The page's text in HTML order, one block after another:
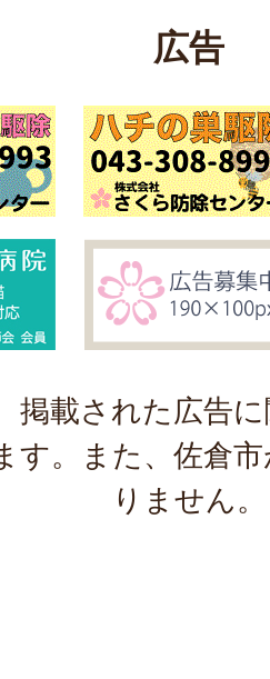
広告
掲載された広告
す。また、佐倉
りません。